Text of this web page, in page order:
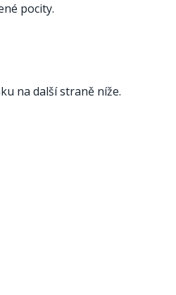
pocity.
na další straně níže.